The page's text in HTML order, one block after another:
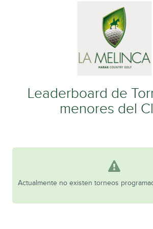
Leaderboard de
menores del
Actualmente no existen torneos